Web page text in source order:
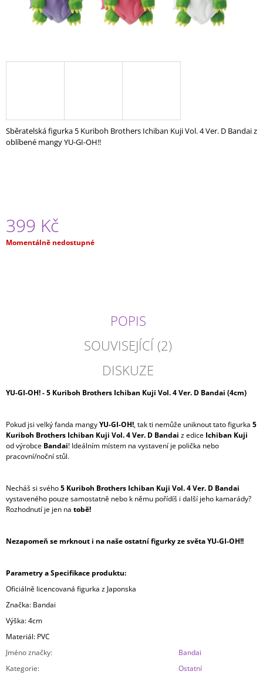
Sběratelská figurka 5 Kuriboh Brothers Ichiban Kuji Vol. 4 Ver. D Bandai z
oblíbené mangy YU-GI-OH!!
399 Kč
Měrná
Momentálně nedostupné
POPIS
SOUVISEJÍCÍ (2)
DISKUZE
YU-GI-OH! - 5 Kuriboh Brothers Ichiban Kuji Vol. 4 Ver. D Bandai (4cm)
Pokud jsi velký fanda mangyYU-GI-OH!, tak ti nemůže uniknout tato figurka 5
Kuriboh Brothers Ichiban Kuji Vol. 4 Ver. D Bandai z edice Ichiban Kuji
od výrobce Bandai! Ideálním místem na vystavení je polička nebo
pracovní/noční stůl.
Necháš si svého5 Kuriboh Brothers Ichiban Kuji Vol. 4 Ver. D Bandai
vystaveného pouze samostatně nebo k němu pořídíš i další jeho kamarády?
Rozhodnutí je jen na tobě!
Nezapomeň se mrknout i na naše ostatní figurky ze světa YU-GI-OH!!
Parametry a Specifikace produktu:
Oficiálně licencovaná figurka z Japonska
Značka: Bandai
Výška: 4cm
Materiál: PVC
Jméno značky:
Bandai
Kategorie: Ostatní
HLEDAT
R
U
Č
DATE
A
LIVE